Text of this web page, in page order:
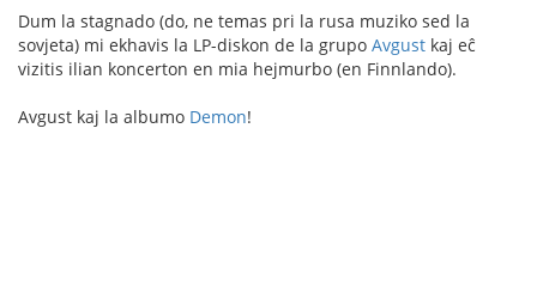
Dum la stagnado (do, ne temas pri la rusa muziko sed la
sovjeta) mi ekhavis la LP-diskon de la grupo Avgust kaj eĉ
vizitis ilian koncerton en mia hejmurbo (en Finnlando).
Avgust kaj la albumo Demon!